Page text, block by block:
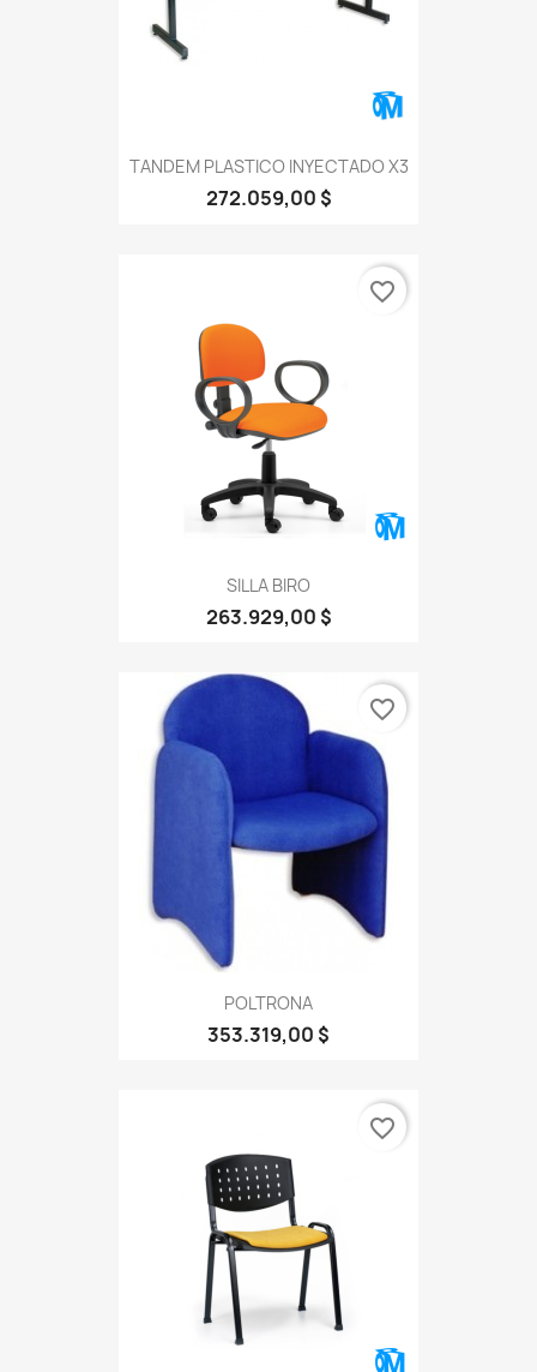
TANDEM PLASTICO INYECTADO X3
272.059,00 $
SILLA BIRO
263.929,00 $
favorite_border
POLTRONA
353.319,00 $
favorite_border
favorite_border